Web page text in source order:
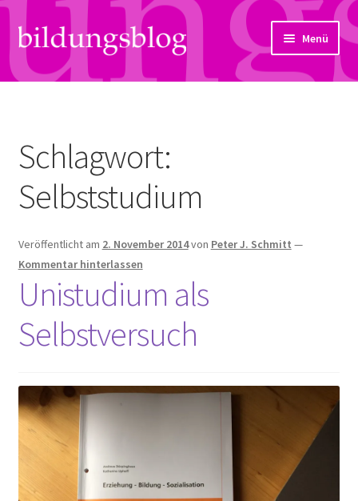
Zur
Navigation
springen
Zum
Inhalt
springen
Menü
Über uns
Links
Kontakt
Subjektiv
Bildungsreport
Hendriks Gedanken
Talks & Tratsch
Alle Beiträge:
Schlagwort:
Selbststudium
Veröffentlicht am 2. November 2014von Peter J. Schmitt —
Kommentar hinterlassen
Unistudium als
Selbstversuch